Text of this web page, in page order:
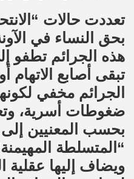
تعددت حالات
بحق النساء في
هذه الجرائم تطفو
تبقى أصابع الاتهام
الجرائم مخفي
ضغوطات أسرية،
بحسب المعنيين إلى
“المتسلطة
ويضاف إليها عقلية